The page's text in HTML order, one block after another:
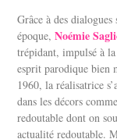
Grâce à des
époque,Noémie
trépidant, impulsé à
esprit parodique bien
1960, la réalisatrice
dans les décors
redoutable dont on
actualité redoutable.